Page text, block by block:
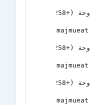
مدينة خليفة
مدينة خليفة
مدينة خليفة